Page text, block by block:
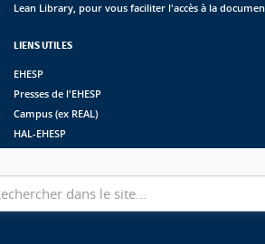
Lean Library, pour vous faciliter l'accès à la
LIENS UTILES
EHESP
Presses de l'EHESP
Campus (ex REAL)
HAL-EHESP
Suivez les bibliothèques de